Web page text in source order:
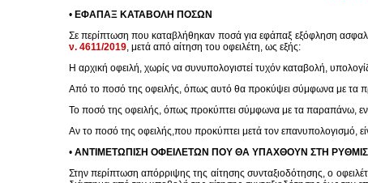
• ΕΦΑΠΑΞ ΚΑΤΑΒΟΛΗ ΠΟΣΩΝ
Σε περίπτωση που καταβλήθηκαν ποσά για εφάπαξ εξόφληση
ν. 4611/2019, μετά από αίτηση του οφειλέτη, ως εξής:
Η αρχική οφειλή, χωρίς να συνυπολογιστεί τυχόν καταβολή,
Από το ποσό της οφειλής, όπως αυτό θα προκύψει σύμφωνα με τα
Το ποσό της οφειλής, όπως προκύπτει σύμφωνα με τα παραπάνω,
Αν το ποσό της οφειλής,που προκύπτει μετά τον επανυπολογισμό,
• ΑΝΤΙΜΕΤΩΠΙΣΗ ΟΦΕΙΛΕΤΩΝ ΠΟΥ ΘΑ ΥΠΑΧΘΟΥΝ ΣΤΗ
Στην περίπτωση απόρριψης της αίτησης συνταξιοδότησης, ο